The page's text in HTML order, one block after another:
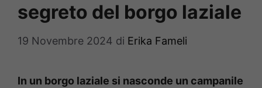
segreto del borgo laziale
19 Novembre 2024 di Erika Fameli
In un borgo laziale si nasconde un campanile